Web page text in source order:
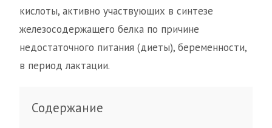
кислоты, активно участвующих в синтезе
железосодержащего белка по причине
недостаточного питания (диеты), беременности,
в период лактации.
Содержание